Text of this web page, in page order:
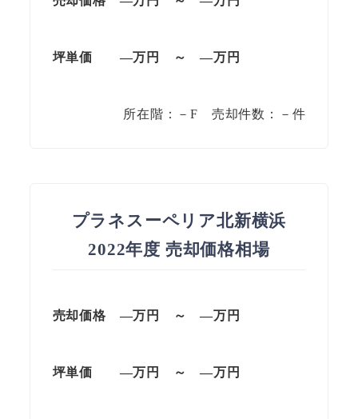
坪単価 —万円 ～—万円
所在階：－F 売却件数：－件
プラネスーペリア北新横浜
2022年度 売却価格相場
売却価格 —万円 ～ —万円
坪単価 —万円 ～—万円